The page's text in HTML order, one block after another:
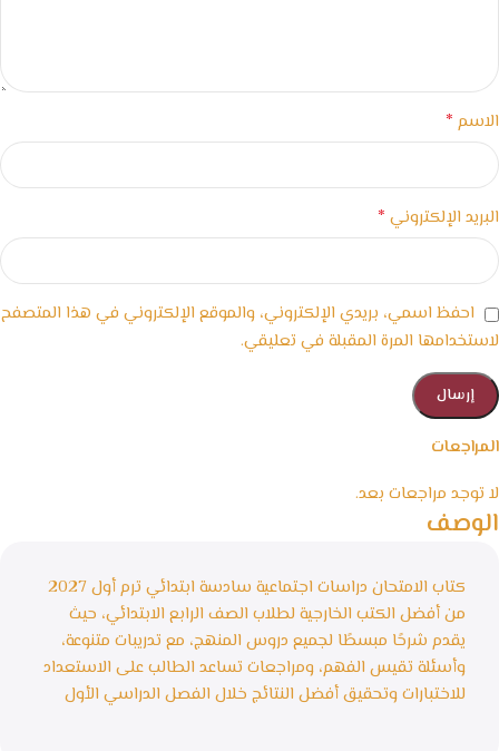
المراجعات
لا توجد مراجعات بعد.
الاسم *
البريد الإلكتروني *
احفظ اسمي، بريدي الإلكتروني، والموقع الإلكتروني في هذا المتصفح
لاستخدامها المرة المقبلة في تعليقي.
الوصف
كتاب الامتحان دراسات اجتماعية سادسة ابتدائي ترم أول 2027
من أفضل الكتب الخارجية لطلاب الصف الرابع الابتدائي، حيث
يقدم شرحًا مبسطًا لجميع دروس المنهج، مع تدريبات متنوعة،
وأسئلة تقيس الفهم، ومراجعات تساعد الطالب على الاستعداد
للاختبارات وتحقيق أفضل النتائج خلال الفصل الدراسي الأول